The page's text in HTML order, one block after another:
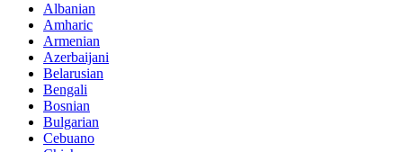
Albanian
Amharic
Armenian
Azerbaijani
Belarusian
Bengali
Bosnian
Bulgarian
Cebuano